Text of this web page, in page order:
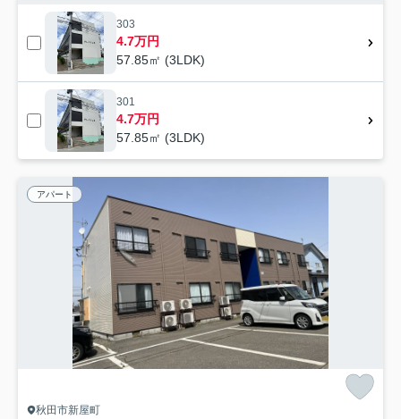
303
4.7万円
57.85㎡ (3LDK)
301
4.7万円
57.85㎡ (3LDK)
アパート
秋田市新屋町